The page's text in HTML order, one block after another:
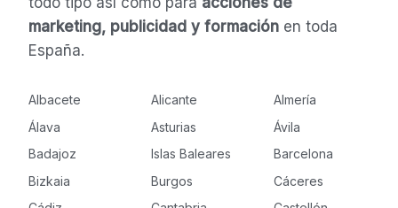
marketing, publicidad y formaciónen toda
España.
Albacete Alicante
Almería
Álava
Asturias
Ávila
Badajoz
Islas Baleares
Barcelona
Bizkaia
Burgos
Cáceres